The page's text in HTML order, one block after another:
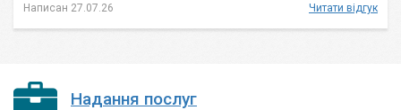
Написан 27.07.26 Читати відгук
Надання послуг